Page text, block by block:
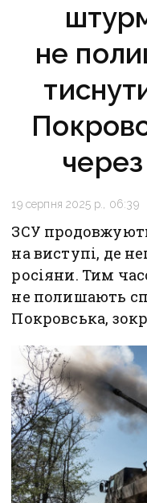
не
19 серпня 2025 р., 06:39
ЗСУ
на виступі, де
росіяни. Тим
не полишають
Покровська,